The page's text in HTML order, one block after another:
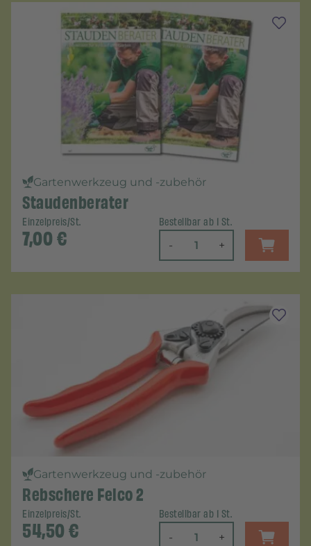
Gartenwerkzeug und -zubehör
Staudenberater
Einzelpreis/St.
7,00€
Bestellbar ab 1 St.
- +
Gartenwerkzeug und -zubehör
Rebschere Felco 2
Einzelpreis/St.
54,50€
Bestellbar ab 1 St.
- +